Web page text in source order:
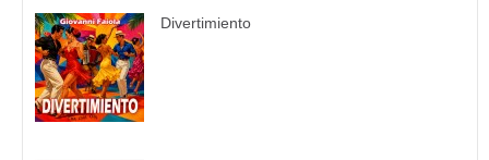
Divertimiento